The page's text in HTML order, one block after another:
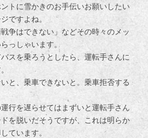
トに雪かきのお手伝いお願いしたい
ですよね。
戦争はできない」などその時々のメッ
っしゃいます。
スを乗ろうとしたら、運転手さんに
と、乗車できないと。乗車拒否する
行を遅らせてはまずいと運転手さん
を脱いだそうですが、これは明らか
ています。